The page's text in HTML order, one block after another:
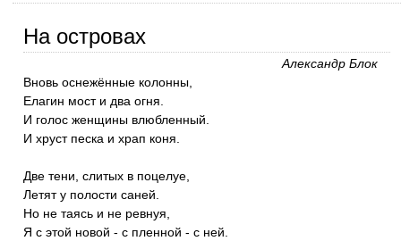
На островах
Александр Блок
Вновь оснежённые колонны,
Елагин мост и два огня.
И голос женщины влюбленный.
И хруст песка и храп коня.
Две тени, слитых в поцелуе,
Летят у полости саней.
Но не таясь и не ревнуя,
Я с этой новой - с пленной - с ней.